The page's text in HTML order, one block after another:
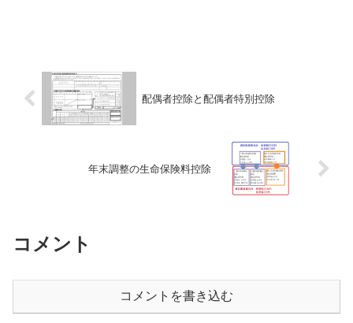
配偶者控除と配偶者特別控除
年末調整の生命保険料控除
コメント
コメントを書き込む